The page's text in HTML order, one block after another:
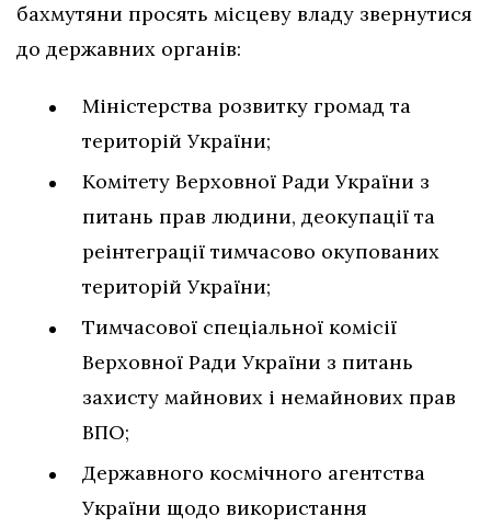
бахмутяни просять місцеву владу звернутися
до державних органів:
Міністерства розвитку громад та
територій України;
Комітету Верховної Ради України з
питань прав людини, деокупації та
реінтеграції тимчасово окупованих
територій України;
Тимчасової спеціальної комісії
Верховної Ради України з питань
захисту майнових і немайнових прав
ВПО;
Державного космічного агентства
України щодо використання